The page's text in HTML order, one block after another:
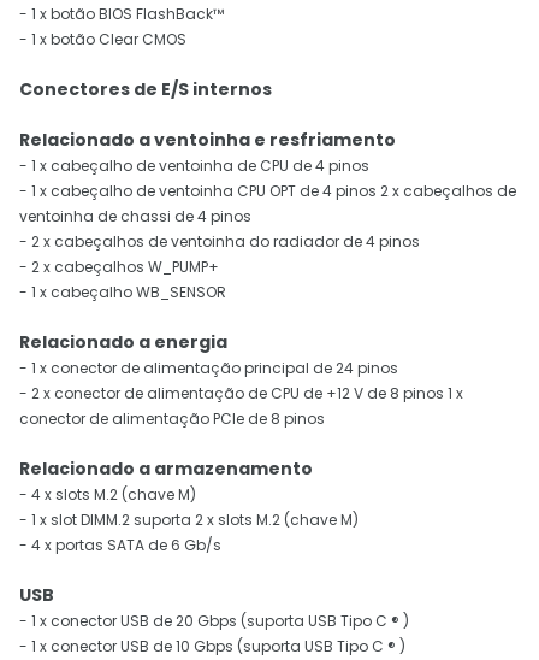
- 1 x botão BIOS FlashBack™
- 1 x botão Clear CMOS
Conectores de E/S internos
Relacionado a ventoinha e resfriamento
- 1 x cabeçalho de ventoinha de CPU de 4 pinos
- 1 x cabeçalho de ventoinha CPU OPT de 4 pinos 2 x cabeçalhos de
ventoinha de chassi de 4 pinos
- 2 x cabeçalhos de ventoinha do radiador de 4 pinos
- 2 x cabeçalhos W_PUMP+
- 1 x cabeçalho WB_SENSOR
Relacionado a energia
- 1 x conector de alimentação principal de 24 pinos
- 2 x conector de alimentação de CPU de +12 V de 8 pinos 1 x
conector de alimentação PCIe de 8 pinos
Relacionado a armazenamento
- 4 x slots M.2 (chave M)
- 1 x slot DIMM.2 suporta 2 x slots M.2 (chave M)
- 4 x portas SATA de 6 Gb/s
USB
- 1 x conector USB de 20 Gbps (suporta USB Tipo C ® )
- 1 x conector USB de 10 Gbps (suporta USB Tipo C ® )